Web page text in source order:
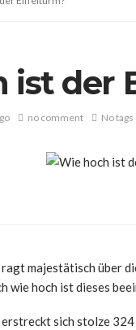
ist der
no comment No tags
majestätisch über
wie hoch ist dieses
sich stolze